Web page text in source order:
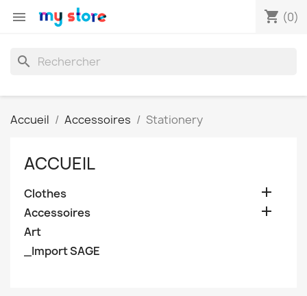
 shopping_cart (0)
search
Accueil Accessoires Stationery
ACCUEIL
Clothes 
Accessoires 
Art
_Import SAGE